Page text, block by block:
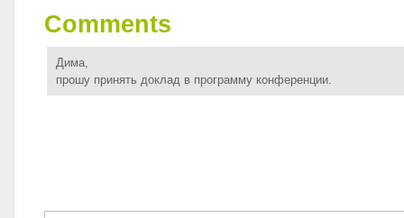
Comments
Дима,
прошу принять доклад в программу конференции.